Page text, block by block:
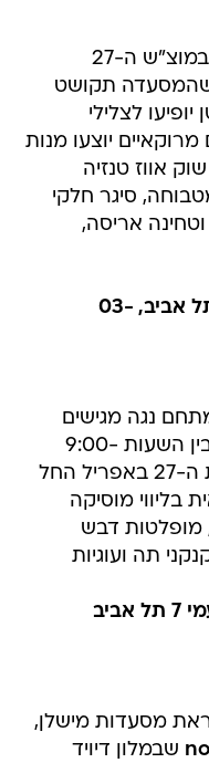
במוצ"ש ה-27
החל מהשעה 19:00 כשהמסעדה תקושט
לצלילי
יוצעו מנות
אווז טנזיה
סיגר חלקי
אריסה,
קוואטרו, הארבעה 21 קומה 2 תל אביב, 03-
נגה מגישים
בראנץ' במהלך כל חול המועד בין השעות 9:00-
18:00. במסעדה גם יחגגו בשבת ה-27 באפריל החל
בליווי מוסיקה
מופלטות דבש
תה ועוגיות
פר דרייר- Par Derriere, בת עמי 7 תל אביב
מסעדות מישלן,
שבמלון דיויד